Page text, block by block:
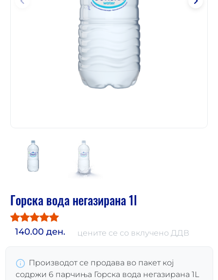
Горска вода негазирана 1l
140.00 ден. цените се со вклучено ДДВ
Производот се продава во пакет кој
содржи 6 парчиња Горска вода негазирана 1L